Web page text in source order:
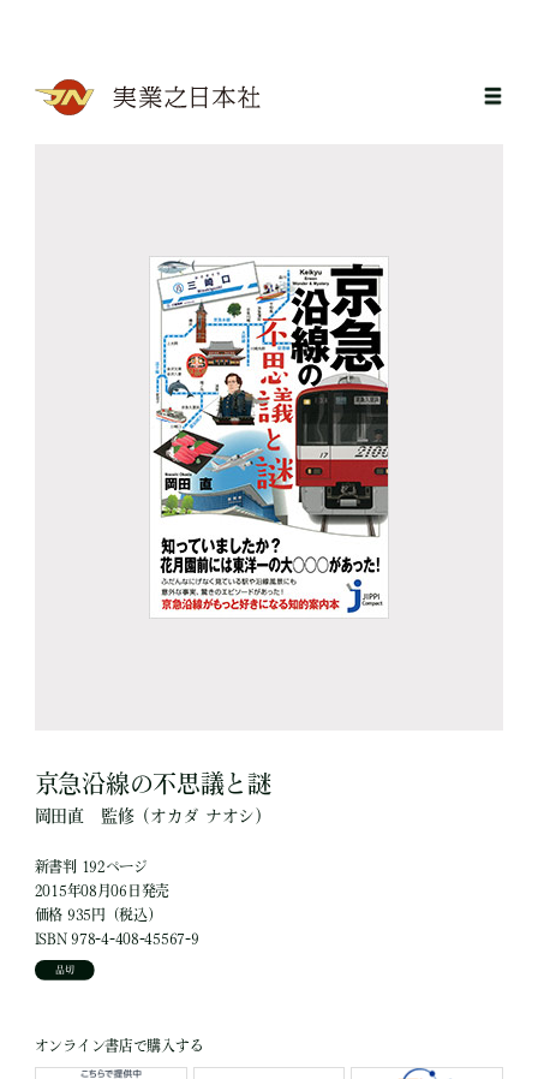
京急沿線の不思議と謎
岡田直 監修（オカダ ナオシ）
新書判 192ページ
2015年08月06日発売
価格 935円（税込）
ISBN 978-4-408-45567-9
品切
オンライン書店で購入する